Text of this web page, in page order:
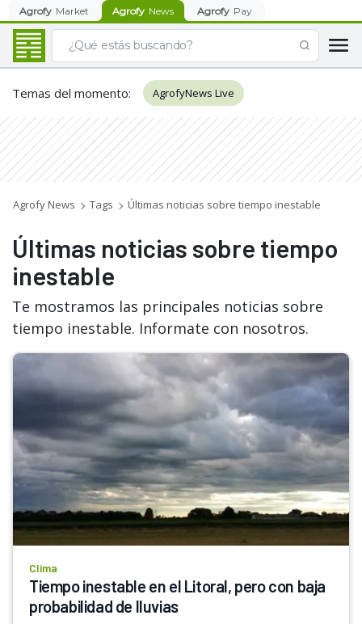
Agrofy Market Agrofy News Agrofy Pay
Temas del momento: AgrofyNews Live
Agrofy News Tags Últimas noticias sobre tiempo inestable
Últimas noticias sobre tiempo
inestable
Te mostramos las principales noticias sobre
tiempo inestable. Informate con nosotros.
Clima
Tiempo inestable en el Litoral, pero con baja
probabilidad de lluvias